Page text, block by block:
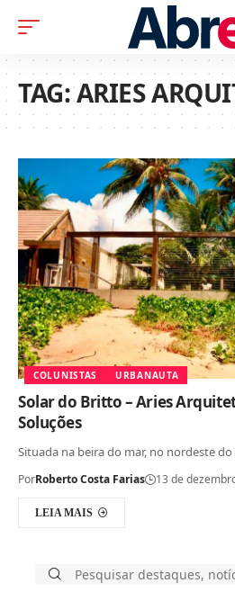
TAG:ARIES
COLUNISTAS URBANAUTA
Solar do Britto – Aries
Soluções
Situada na beira do mar, no nordeste
PorRoberto Costa Farias 13 de
LEIA MAIS